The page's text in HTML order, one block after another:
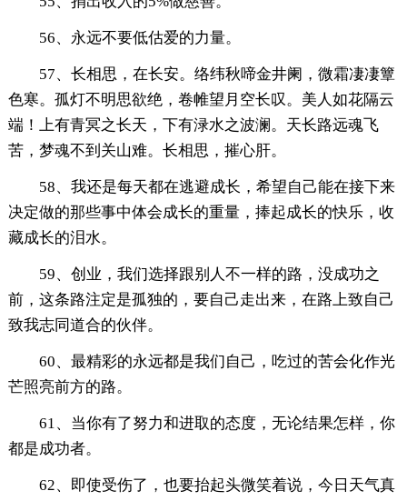
56、永远不要低估爱的力量。
57、长相思，在长安。络纬秋啼金井阑，微霜凄凄簟
色寒。孤灯不明思欲绝，卷帷望月空长叹。美人如花隔云
端！上有青冥之长天，下有渌水之波澜。天长路远魂飞
苦，梦魂不到关山难。长相思，摧心肝。
58、我还是每天都在逃避成长，希望自己能在接下来
决定做的那些事中体会成长的重量，捧起成长的快乐，收
藏成长的泪水。
59、创业，我们选择跟别人不一样的路，没成功之
前，这条路注定是孤独的，要自己走出来，在路上致自己
致我志同道合的伙伴。
60、最精彩的永远都是我们自己，吃过的苦会化作光
芒照亮前方的路。
61、当你有了努力和进取的态度，无论结果怎样，你
都是成功者。
62、即使受伤了，也要抬起头微笑着说，今日天气真